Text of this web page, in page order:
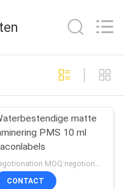
van het
335
matte
PMS 10 ml
negotionation MOQ:negotionation
CONTACT